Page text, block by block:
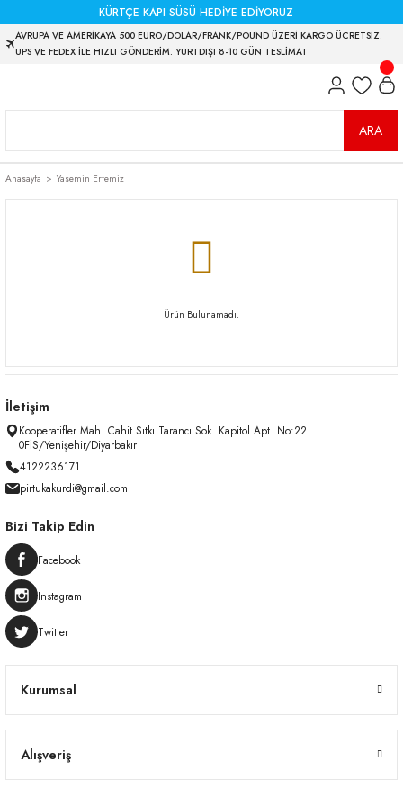
KÜRTÇE KAPI SÜSÜ HEDİYE EDİYORUZ
AVRUPA VE AMERİKAYA 500 EURO/DOLAR/FRANK/POUND ÜZERİ KARGO ÜCRETSİZ.
UPS VE FEDEX İLE HIZLI GÖNDERİM. YURTDIŞI 8-10 GÜN TESLİMAT
ARA
Anasayfa Yasemin Ertemiz
Ürün Bulunamadı.
İletişim
Kooperatifler Mah. Cahit Sıtkı Tarancı Sok. Kapitol Apt. No:22
0FİS/Yenişehir/Diyarbakır
4122236171
pirtukakurdi@gmail.com
Kurumsal
Alışveriş
Bizi Takip Edin
Facebook
Instagram
Twitter